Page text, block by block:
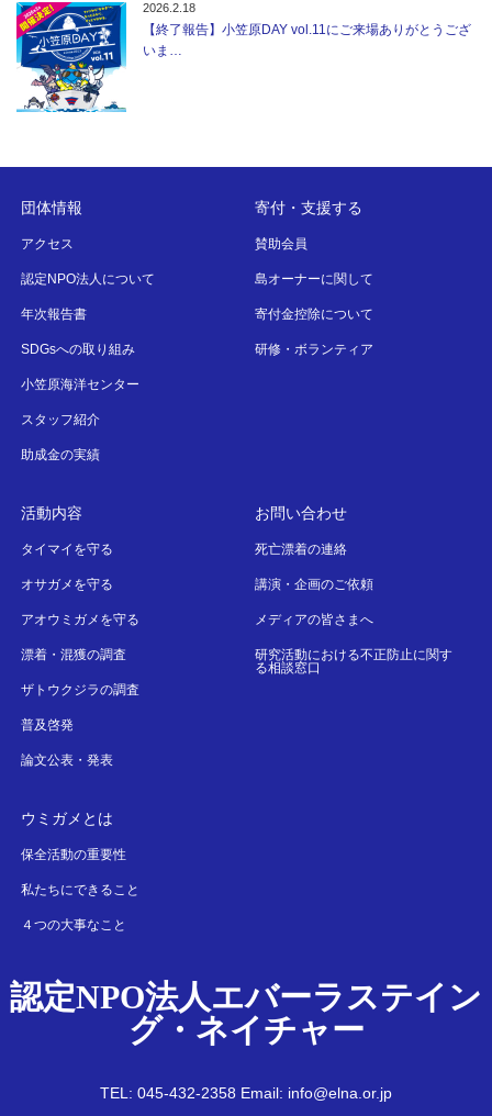
2026.2.18
【終了報告】小笠原DAY vol.11にご来場ありがとうござ
いま…
団体情報
アクセス
認定NPO法人について
年次報告書
SDGsへの取り組み
小笠原海洋センター
スタッフ紹介
助成金の実績
寄付・支援する
賛助会員
島オーナーに関して
寄付金控除について
研修・ボランティア
活動内容
タイマイを守る
オサガメを守る
アオウミガメを守る
漂着・混獲の調査
ザトウクジラの調査
普及啓発
論文公表・発表
お問い合わせ
死亡漂着の連絡
講演・企画のご依頼
メディアの皆さまへ
研究活動における不正防止に関す
る相談窓口
ウミガメとは
保全活動の重要性
私たちにできること
４つの大事なこと
認定NPO法人エバーラステイン
グ・ネイチャー
TEL: 045-432-2358 Email: info@elna.or.jp